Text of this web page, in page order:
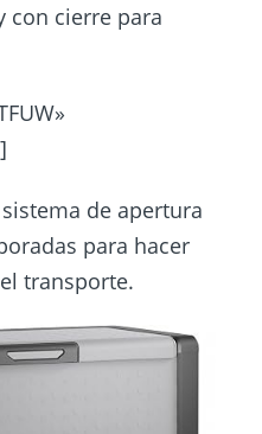
con cierre para
de apertura
para hacer
transporte.